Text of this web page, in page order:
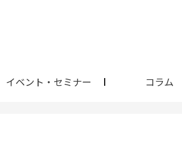
イベント・セミナー コラム